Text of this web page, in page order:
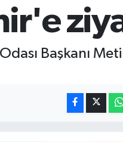
ALTIN
%2.12
Başkanı